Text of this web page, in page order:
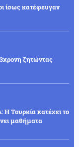
ίσως κατέφευγαν
ζητώντας
Η Τουρκία κατέχει το
μαθήματα